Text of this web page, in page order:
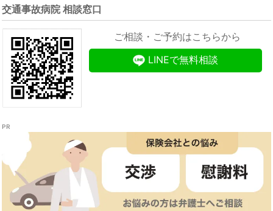
交通事故病院 相談窓口
ご相談・ご予約はこちらから
LINEで無料相談